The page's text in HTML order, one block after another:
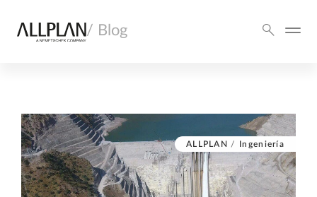
/ Blog
ALLPLAN / Ingeniería